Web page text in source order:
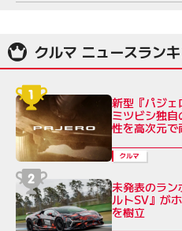
クルマ ニュースラン
新型『パジェ
ミツビシ独
性を高次元で
クルマ
未発表のラ
ルトSV』が
を樹立